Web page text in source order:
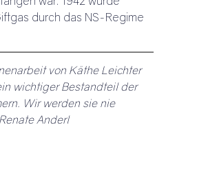
durch das NS-Regime
von Käthe Leichter
wichtiger Bestandteil der
Wir werden sie nie
Anderl